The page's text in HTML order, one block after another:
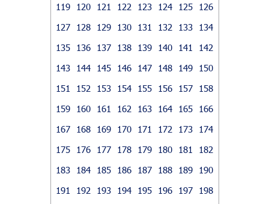
119
120 121 122 123 124 125
126
127
128 129 130 131 132 133
134
135
136 137 138 139 140 141
142
143
144 145 146 147 148 149
150
151
152 153 154 155 156 157
158
159
160 161 162 163 164 165
166
167
168 169 170 171 172 173
174
175
176 177 178 179 180 181
182
183
184 185 186 187 188 189
190
191
192 193 194 195 196 197
198